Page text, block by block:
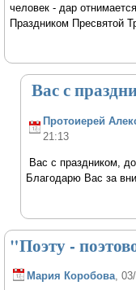
человек - дар
Праздником Пресвятой
Вас с
Протоиерей
21:13
Вас с праздником,
Благодарю Вас за
"Поэту -
Мария Коробова,